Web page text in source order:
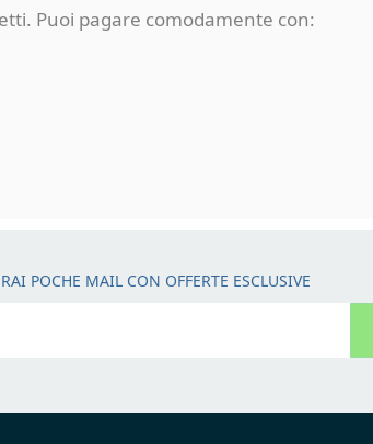
Puoi pagare comodamente con:
POCHE MAIL CON OFFERTE ESCLUSIVE